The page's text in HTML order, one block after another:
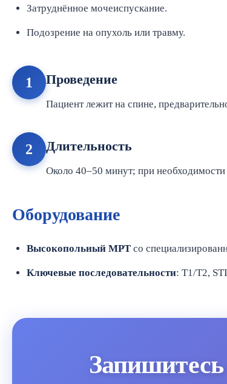
Затруднённое мочеиспускание.
Подозрение на опухоль или травму.
1 Проведение
Пациент лежит на спине,
2 Длительность
Около 40–50 минут; при необходимости
Оборудование
Высокопольный МРТ со
Ключевые последовательности: T1/T2,